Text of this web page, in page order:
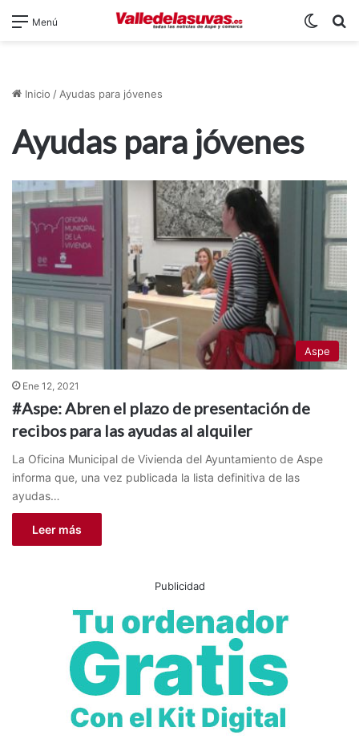
Menú
Inicio / Ayudas para jóvenes
Ayudas para jóvenes
Aspe
Ene 12, 2021
#Aspe: Abren el plazo de presentación de
recibos para las ayudas al alquiler
La Oficina Municipal de Vivienda del Ayuntamiento de Aspe
informa que, una vez publicada la lista definitiva de las
ayudas…
Leer más
Publicidad